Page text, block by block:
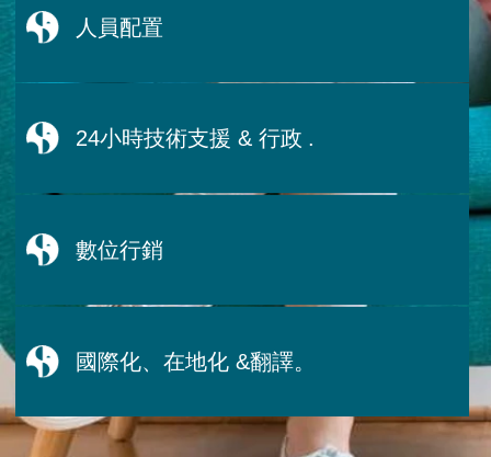
人員配置
24小時技術支援 & 行政 .
數位行銷
國際化、在地化 &翻譯。